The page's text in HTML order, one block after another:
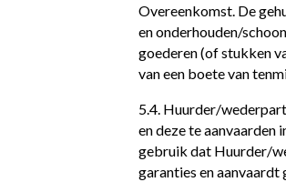
Overeenkomst. De
en onderhouden/
goederen (of stukken
van een boete van
5.4. Huurder/
en deze te aanvaarden
gebruik dat Huurder/
garanties en